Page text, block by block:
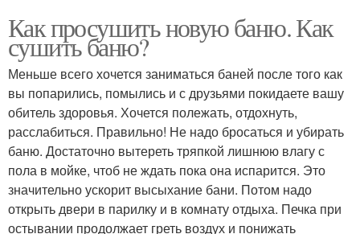
Как просушить новую баню. Как
сушить баню?
Меньше всего хочется заниматься баней после того как
вы попарились, помылись и с друзьями покидаете вашу
обитель здоровья. Хочется полежать, отдохнуть,
расслабиться. Правильно! Не надо бросаться и убирать
баню. Достаточно вытереть тряпкой лишнюю влагу с
пола в мойке, чтоб не ждать пока она испарится. Это
значительно ускорит высыхание бани. Потом надо
открыть двери в парилку и в комнату отдыха. Печка при
остывании продолжает греть воздух и понижать